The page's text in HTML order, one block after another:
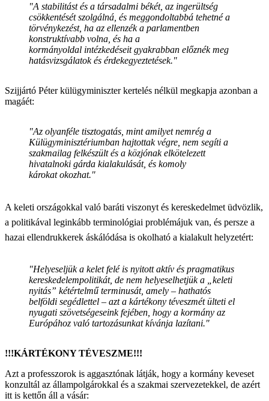
"A stabilitást és a társadalmi békét, az ingerültség
csökkentését szolgálná, és meggondoltabbá tehetné a
törvénykezést, ha az ellenzék a parlamentben
konstruktívabb volna, és ha a
kormányoldal intézkedéseit gyakrabban előznék meg
hatásvizsgálatok és érdekegyeztetések."
Szijjártó Péter külügyminiszter kertelés nélkül megkapja azonban a
magáét:
"Az olyanféle tisztogatás, mint amilyet nemrég a
Külügyminisztériumban hajtottak végre, nem segíti a
szakmailag felkészült és a közjónak elkötelezett
hivatalnoki gárda kialakulását, és komoly
károkat okozhat."
A keleti országokkal való baráti viszonyt és kereskedelmet üdvözlik,
a politikával leginkább terminológiai problémájuk van, és persze a
hazai ellendrukkerek áskálódása is okolható a kialakult helyzetért:
"Helyeseljük a kelet felé is nyitott aktív és pragmatikus
kereskedelempolitikát, de nem helyeselhetjük a „keleti
nyitás” kétértelmű terminusát, amely – hathatós
belföldi segédlettel – azt a kártékony téveszmét ülteti el
nyugati szövetségeseink fejében, hogy a kormány az
Európához való tartozásunkat kívánja lazítani."
!!!KÁRTÉKONY TÉVESZME!!!
Azt a professzorok is aggasztónak látják, hogy a kormány keveset
konzultál az állampolgárokkal és a szakmai szervezetekkel, de azért
itt is kettőn áll a vásár: